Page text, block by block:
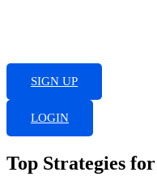
SIGN UP
LOGIN
Top Strategies